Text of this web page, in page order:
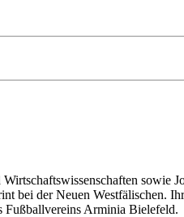
sowie
bei der Neuen Westfälischen.
Fußballvereins Arminia Bielefeld.